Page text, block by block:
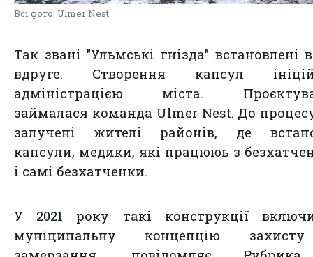
Всі фото: Ulmer Nest
Так звані "Ульмські гнізда" встановлені
вдруге. Створення капсул
адміністрацією міста.
займалася команда Ulmer Nest. До
залучені жителі районів, де
капсули, медики, які працююь з
і самі безхатченки.
У 2021 року такі конструкції
муніципальну концепцію